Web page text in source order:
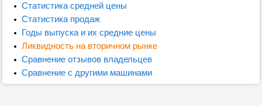
Статистика средней цены
Статистика продаж
Годы выпуска и их средние цены
Ликвидность на вторичном рынке
Сравнение отзывов владельцев
Сравнение с другими машинами